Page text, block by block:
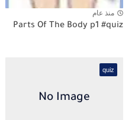
منذ عام
Parts Of The Body p1 #quiz
quiz